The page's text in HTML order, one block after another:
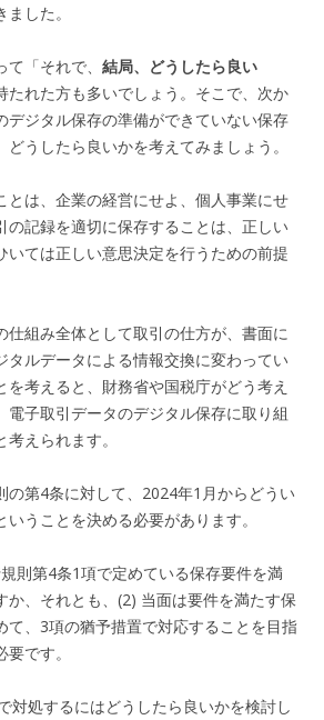
した。
「それで、 結局、どうしたら良い
たれた方も多いでしょう。そこで、次か
デジタル保存の準備ができていない保存
うしたら良いかを考えてみましょう。
とは、企業の経営にせよ、個人事業にせ
の記録を適切に保存することは、正しい
いては正しい意思決定を行うための前提
仕組み全体として取引の仕方が、書面に
タルデータによる情報交換に変わってい
を考えると、財務省や国税庁がどう考え
電子取引データのデジタル保存に取り組
えられます。
の第4条に対して、2024年1月からどうい
うことを決める必要があります。
則第4条1項で定めている保存要件を満
か、それとも、(2) 当面は要件を満たす保
て、3項の猶予措置で対応することを目指
です。
対処するにはどうしたら良いかを検討し